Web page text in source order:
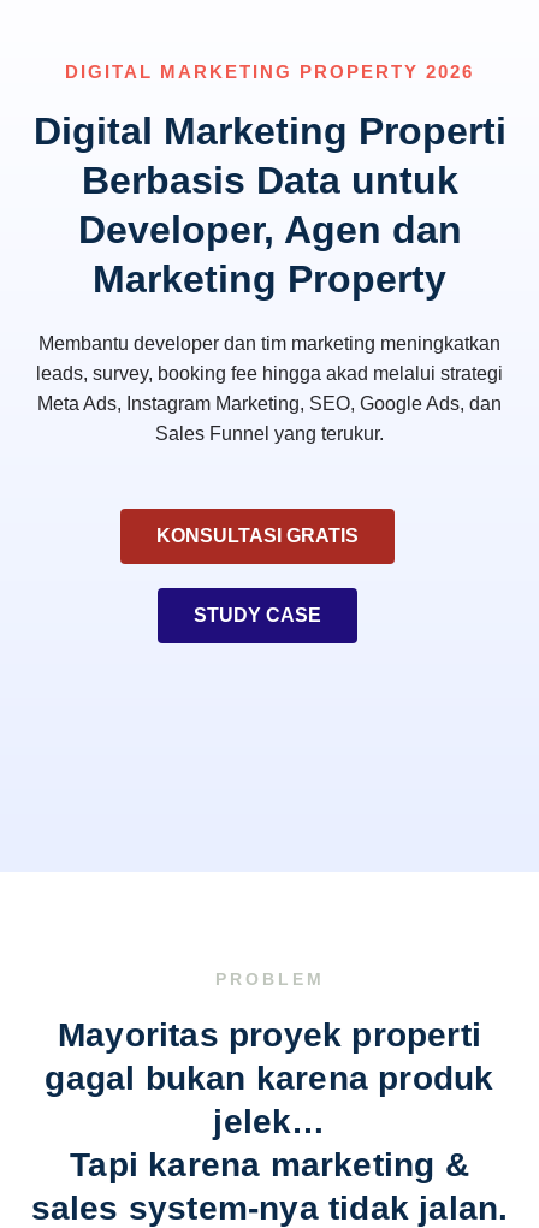
DIGITAL MARKETING PROPERTY 2026
Digital Marketing Properti
Berbasis Data untuk
Developer, Agen dan
Marketing Property
Membantu developer dan tim marketing meningkatkan
leads, survey, booking fee hingga akad melalui strategi
Meta Ads, Instagram Marketing, SEO, Google Ads, dan
Sales Funnel yang terukur.
KONSULTASI GRATIS
STUDY CASE
PROBLEM
Mayoritas proyek properti
gagal bukan karena produk
jelek…
Tapi karena marketing &
sales system-nya tidak jalan.